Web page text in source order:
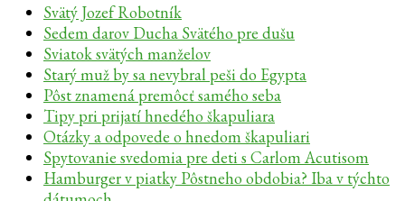
Svätý Jozef Robotník
Sedem darov Ducha Svätého pre dušu
Sviatok svätých manželov
Starý muž by sa nevybral peši do Egypta
Pôst znamená premôcť samého seba
Tipy pri prijatí hnedého škapuliara
Otázky a odpovede o hnedom škapuliari
Spytovanie svedomia pre deti s Carlom Acutisom
Hamburger v piatky Pôstneho obdobia? Iba v týchto